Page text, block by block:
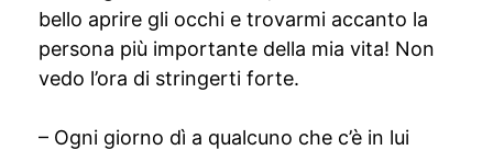
bello aprire gli occhi e trovarmi accanto la
persona più importante della mia vita! Non
vedo l’ora di stringerti forte.
– Ogni giorno dì a qualcuno che c’è in lui